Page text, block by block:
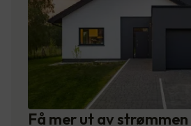
Få mer ut av